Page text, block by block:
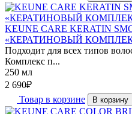
KEUNE CARE KERATIN
«КЕРАТИНОВЫЙ
Подходит для всех типов
Комплекс п...
250 мл
2 690₽
Товар в корзине
В корзину